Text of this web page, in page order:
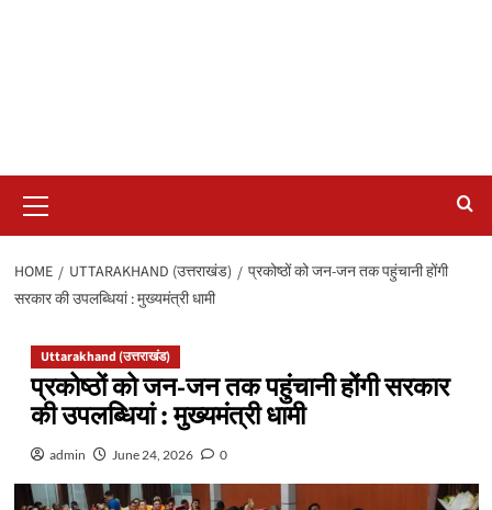
Menu
HOME UTTARAKHAND (उत्तराखंड)
प्रकोष्ठों को जन-जन तक पहुंचानी होंगी
सरकार की उपलब्धियां : मुख्यमंत्री धामी
Uttarakhand (उत्तराखंड)
प्रकोष्ठों को जन-जन तक पहुंचानी होंगी सरकार
की उपलब्धियां : मुख्यमंत्री धामी
admin June 24, 2026 0